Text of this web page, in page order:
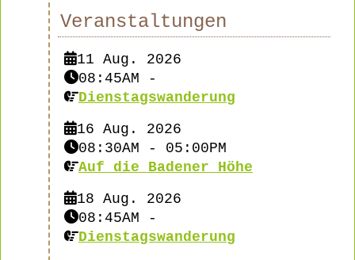
Veranstaltungen
11 Aug. 2026
08:45AM -
Dienstagswanderung
16 Aug. 2026
08:30AM - 05:00PM
Auf die Badener Höhe
18 Aug. 2026
08:45AM -
Dienstagswanderung